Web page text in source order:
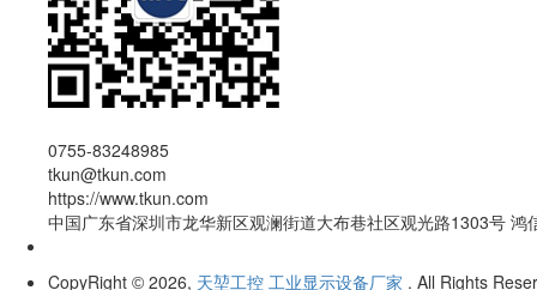
0755-83248985
tkun@tkun.com
https://www.tkun.com
中国广东省深圳市龙华新区观澜街道大布巷社区观光路1303号 鸿
CopyRight © 2026, 天堃工控 工业显示设备厂家 . All Rights